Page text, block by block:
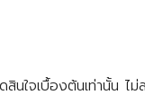
ใจเบื้องต้นเท่านั้น ไ